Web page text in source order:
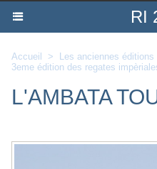
RI
Accueil > Les anciennes
3eme édition des regates
L'AMBATA